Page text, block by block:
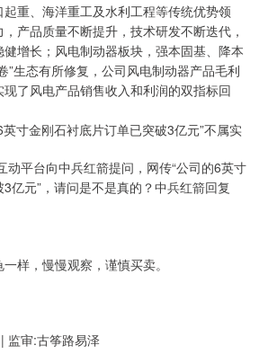
重、海洋重工及水利工程等传统优势领
产品质量不断提升，技术研发不断迭代，
增长；风电制动器板块，强本固基、降本
”生态有所修复，公司风电制动器产品毛利
了风电产品销售收入和利润的双指标回
寸金刚石衬底片订单已突破3亿元”不属实
动平台向中兵红箭提问，网传“公司的6英寸
亿元”，请问是不是真的？中兵红箭回复
样，慢慢观察，谨慎买卖。
监审:古筝路易泽